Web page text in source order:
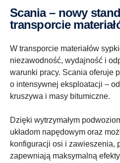
Scania – nowy standard w
transporcie
W transporcie materiałów
niezawodność, wydajność i
warunki pracy. Scania oferuje
o intensywnej eksploatacji –
kruszywa i masy bitumiczne.
Dzięki wytrzymałym
układom napędowym oraz
konfiguracji osi i zawieszenia,
zapewniają maksymalną